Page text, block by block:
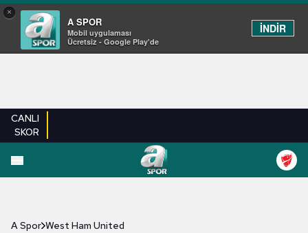
×
A SPOR
Mobil uygulaması
Ücretsiz - Google Play'de
İNDİR
CANLI
SKOR
A Spor West Ham United